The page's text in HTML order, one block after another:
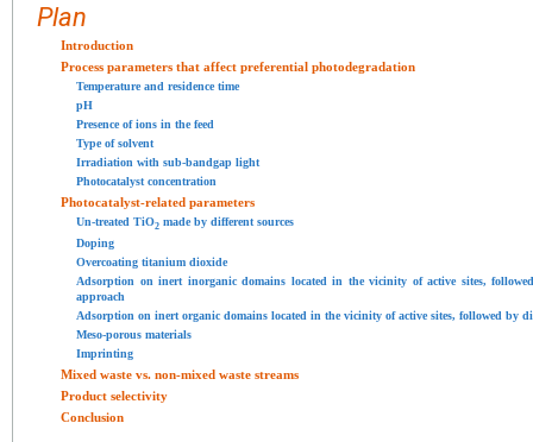
Plan
Introduction
Process parameters that affect preferential photodegradation
Temperature and residence time
pH
Presence of ions in the feed
Type of solvent
Irradiation with sub-bandgap light
Photocatalyst concentration
Photocatalyst-related parameters
Un-treated TiO2 made by different sources
Doping
Overcoating titanium dioxide
Adsorption on inert inorganic domains located in the vicinity of active sites,
approach
Adsorption on inert organic domains located in the vicinity of active sites, followed by
Meso-porous materials
Imprinting
Mixed waste vs. non-mixed waste streams
Product selectivity
Conclusion